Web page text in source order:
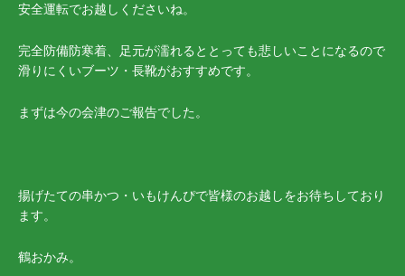
安全運転でお越しくださいね。
完全防備防寒着、足元が濡れるととっても悲しいことになるので
滑りにくいブーツ・長靴がおすすめです。
まずは今の会津のご報告でした。
揚げたての串かつ・いもけんぴで皆様のお越しをお待ちしており
ます。
鶴おかみ。